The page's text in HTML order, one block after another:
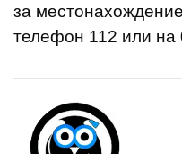
за
телефон 112 или на